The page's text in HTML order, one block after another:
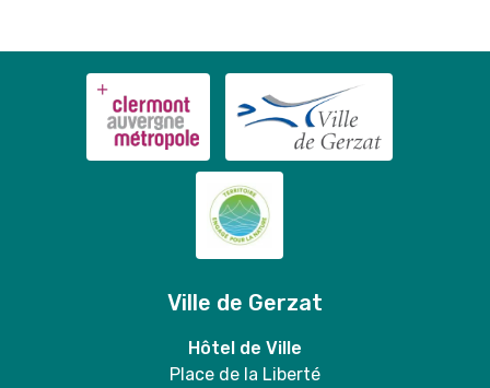
Ville de Gerzat
Hôtel de Ville
Place de la Liberté